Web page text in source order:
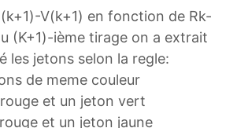
V(k+1) en fonction de Rk-
(K+1)-ième tirage on a extrait
les jetons selon la regle:
de meme couleur
et un jeton vert
et un jeton jaune